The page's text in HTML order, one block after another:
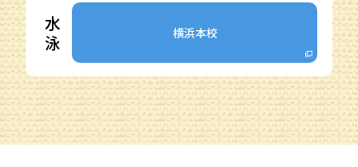
水
泳
横浜本校